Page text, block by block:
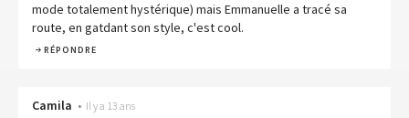
mode totalement hystérique) mais Emmanuelle a tracé sa
route, en gatdant son style, c'est cool.
RÉPONDRE
Camila • Il y a 13 ans